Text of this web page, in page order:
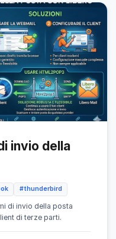
invio della
#thunderbird
di invio della posta
di terze parti.